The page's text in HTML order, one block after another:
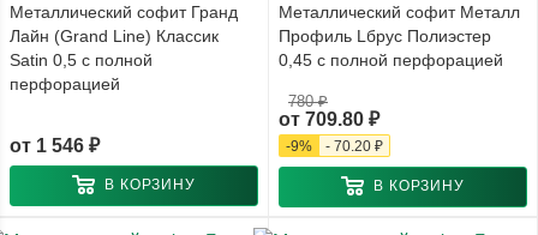
Металлический софит Гранд
Лайн (Grand Line) Классик
Satin 0,5 с полной
перфорацией
от 1 546 ₽
В КОРЗИНУ
Металлический софит Металл
Профиль Lбрус Полиэстер
0,45 с полной перфорацией
от 709.80 ₽
780 ₽
-9% - 70.20 ₽
В КОРЗИНУ